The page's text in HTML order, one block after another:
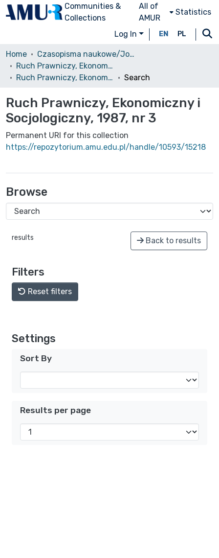
Communities &
Collections
All of
AMUR
Statistics
Log In EN PL
Home
Czasopisma naukowe/Journals
Ruch Prawniczy, Ekonomiczny i Socjologiczny
Ruch Prawniczy, Ekonomiczny i Socjologiczny, 1987, nr 3
Search
Ruch Prawniczy, Ekonomiczny i
Socjologiczny, 1987, nr 3
Permanent URI for this collection
https://repozytorium.amu.edu.pl/handle/10593/15218
Browse
results Back to results
Filters
Reset filters
Settings
Sort By
Results per page